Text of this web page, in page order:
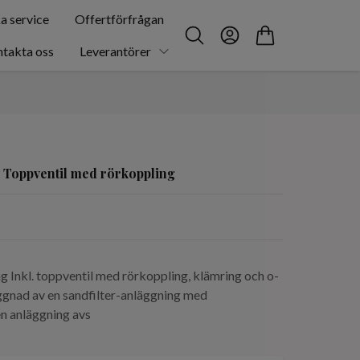
service Offertförfrågan
oss Leverantörer
Toppventil med rörkoppling
Inkl. toppventil med rörkoppling, klämring och o-
av en sandfilter-anläggning med
anläggning avs